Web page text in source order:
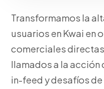
Transformamos la
usuarios en Kwai en
comerciales
llamados a la
in-feed y desafíos